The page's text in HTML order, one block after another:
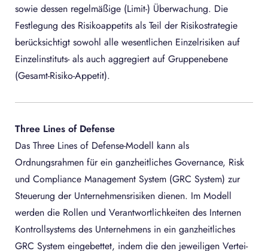
sowie dessen regelmäßige (Limit-) Überwachung. Die
Festlegung des Risikoappetits als Teil der Risikostrategie
berücksichtigt sowohl alle wesentlichen Einzelrisiken auf
Einzelinstituts- als auch aggregiert auf Gruppenebene
(Gesamt-Risiko-Appetit).
Three Lines of Defense
Das Three Lines of Defense-Modell kann als
Ordnungsrahmen für ein ganzheitliches Governance, Risk
und Compliance Management System (GRC System) zur
Steuerung der Unternehmensrisiken dienen. Im Modell
werden die Rollen und Verantwortlichkeiten des Internen
Kontrollsystems des Unternehmens in ein ganzheitliches
GRC System eingebettet, indem die den jeweiligen Ver­tei­